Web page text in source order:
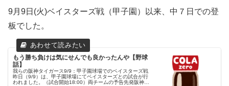
9月9日(火)ベイスターズ戦（甲子園）以来、中７日での登
板でした。
もう勝ち負けは気にせんでも良かったんや【野球
話】
我らの阪神タイガース9/9：甲子園球場でのベイスターズ戦
昨日（9/9）は、甲子園球場にてベイスターズとの試合が行
われました。（試合開始18:00）両チームの予告先発阪神タ